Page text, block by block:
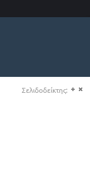
Σελιδοδείκτης: